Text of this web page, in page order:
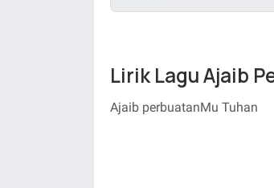
Lirik Lagu Ajaib
Ajaib perbuatanMu Tuhan